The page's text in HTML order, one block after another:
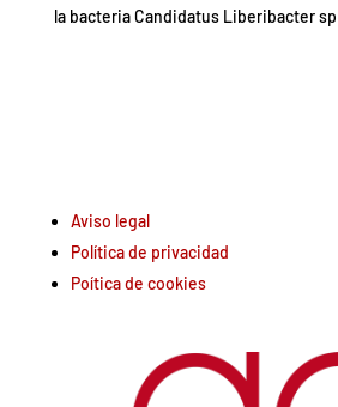
la bacteria Candidatus Liberibacter
Aviso legal
Política de privacidad
Poítica de cookies